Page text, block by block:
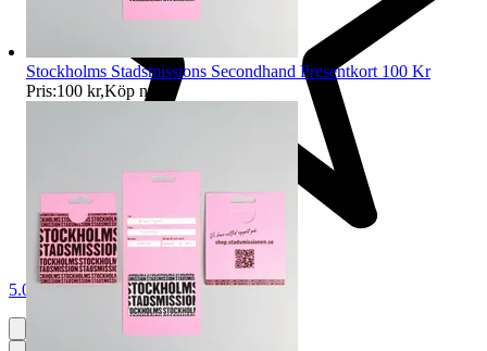
5.0
Stockholms Stadsmissions Secondhand Presentkort 100 Kr
Pris:100 kr,Köp nu